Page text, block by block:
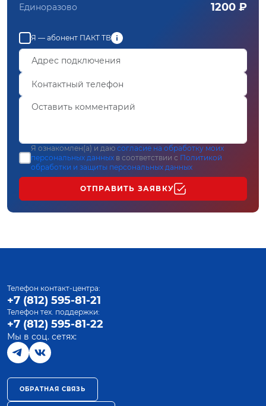
Единоразово 1200 ₽
Я — абонент ПАКТ ТВ
Я ознакомлен(а) и даю согласие на обработку моих
персональных данных в соответствии с Политикой
обработки и защиты персональных данных
ОТПРАВИТЬ ЗАЯВКУ
Телефон контакт-центра:
+7 (812) 595-81-21
Телефон тех. поддержки:
+7 (812) 595-81-22
Мы в соц. сетях:
ОБРАТНАЯ СВЯЗЬ